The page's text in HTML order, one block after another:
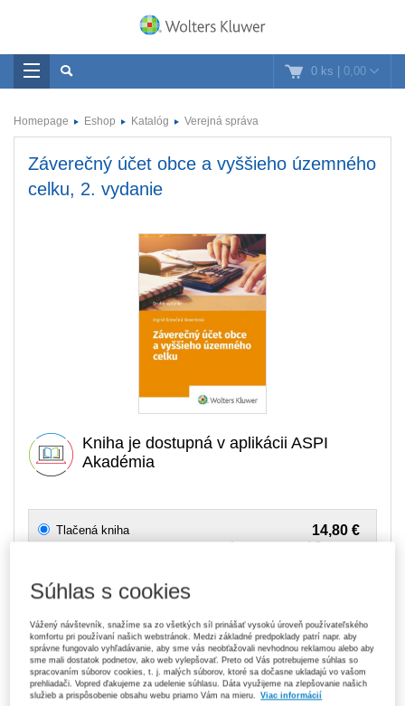
0 ks | 0,00
Homepage Eshop Katalóg Verejná správa
Záverečný účet obce a vyššieho územného
celku, 2. vydanie
Kniha je dostupná v aplikácii ASPI
Akadémia
14,80 €
Tlačená kniha
Predplatné 6 mesiacov ASPI Akadémia
E-kniha je dostupná výhradne prostredníctvom aplikácie ASPI
Akadémia. Čo je ASPI Akadémia?
189,00 €
Predplatné 12 mesiacov ASPI Akadémia
V predaji
Súhlas s cookies
Vážený návštevník, snažíme sa zo všetkých síl prinášať vysokú úroveň používateľského
komfortu pri používaní našich webstránok. Medzi základné predpoklady patrí napr. aby
správne fungovalo vyhľadávanie, aby sme vás neobťažovali nevhodnou reklamou alebo aby
sme mali dostatok podnetov, ako web vylepšovať. Preto od Vás potrebujeme súhlas so
spracovaním súborov cookies, t. j. malých súborov, ktoré sa dočasne ukladajú vo vašom
prehliadači. Vopred ďakujeme za udelenie súhlasu. Dáta využijeme na zlepšovanie našich
služieb a prispôsobenie obsahu webu priamo Vám na mieru.
Viac informácií